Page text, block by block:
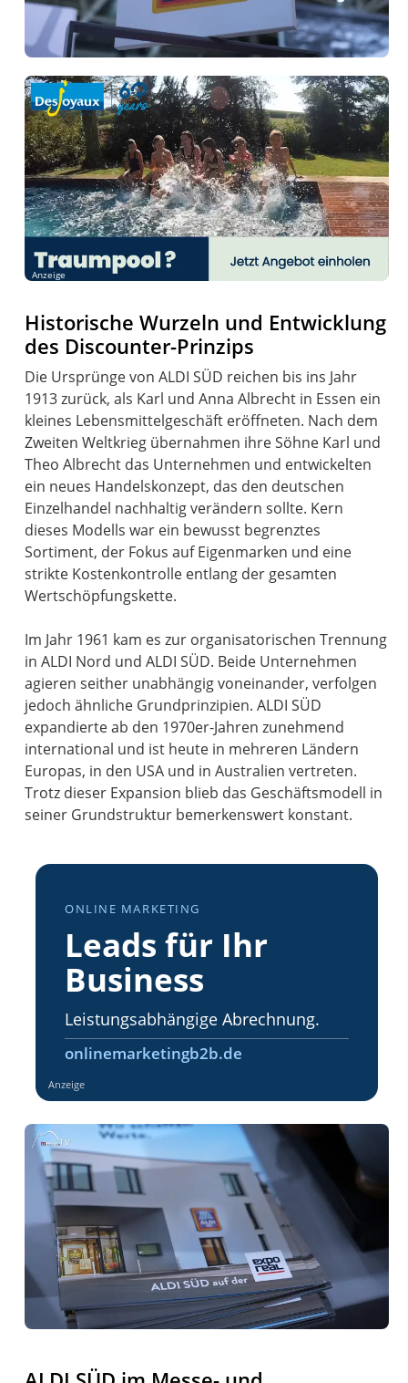
Anzeige
Historische Wurzeln und Entwicklung
des Discounter-Prinzips
Die Ursprünge von ALDI SÜD reichen bis ins Jahr
1913 zurück, als Karl und Anna Albrecht in Essen ein
kleines Lebensmittelgeschäft eröffneten. Nach dem
Zweiten Weltkrieg übernahmen ihre Söhne Karl und
Theo Albrecht das Unternehmen und entwickelten
ein neues Handelskonzept, das den deutschen
Einzelhandel nachhaltig verändern sollte. Kern
dieses Modells war ein bewusst begrenztes
Sortiment, der Fokus auf Eigenmarken und eine
strikte Kostenkontrolle entlang der gesamten
Wertschöpfungskette.
Im Jahr 1961 kam es zur organisatorischen Trennung
in ALDI Nord und ALDI SÜD. Beide Unternehmen
agieren seither unabhängig voneinander, verfolgen
jedoch ähnliche Grundprinzipien. ALDI SÜD
expandierte ab den 1970er-Jahren zunehmend
international und ist heute in mehreren Ländern
Europas, in den USA und in Australien vertreten.
Trotz dieser Expansion blieb das Geschäftsmodell in
seiner Grundstruktur bemerkenswert konstant.
ONLINE MARKETING
Leads für Ihr
Business
Leistungsabhängige Abrechnung.
onlinemarketingb2b.de
Anzeige